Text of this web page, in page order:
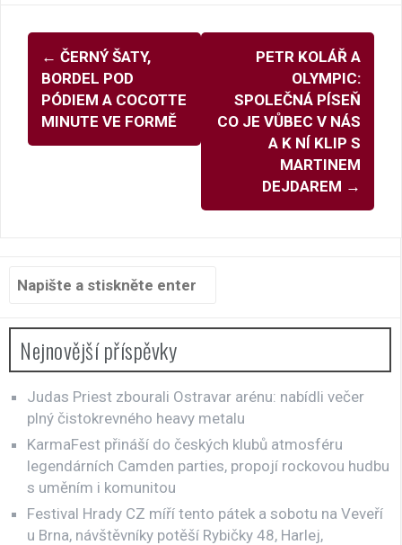
Navigace
pro
příspěvky
← ČERNÝ ŠATY,
BORDEL POD
PÓDIEM A COCOTTE
MINUTE VE FORMĚ
PETR KOLÁŘ A
OLYMPIC:
SPOLEČNÁ PÍSEŇ
CO JE VŮBEC V NÁS
A K NÍ KLIP S
MARTINEM
DEJDAREM →
Hledat:
Nejnovější příspěvky
Judas Priest zbourali Ostravar arénu: nabídli večer
plný čistokrevného heavy metalu
KarmaFest přináší do českých klubů atmosféru
legendárních Camden parties, propojí rockovou hudbu
s uměním i komunitou
Festival Hrady CZ míří tento pátek a sobotu na Veveří
u Brna, návštěvníky potěší Rybičky 48, Harlej,